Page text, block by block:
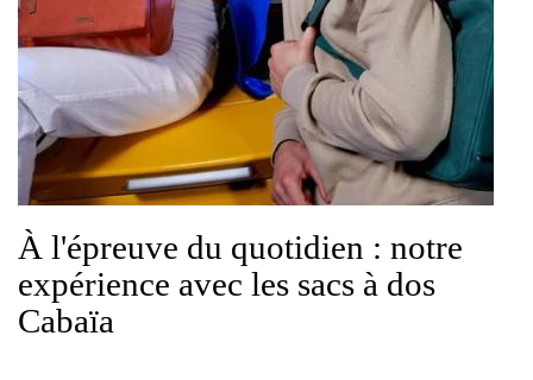
À l'épreuve du quotidien : notre
expérience avec les sacs à dos
Cabaïa